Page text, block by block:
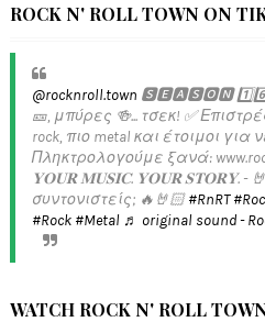
ROCK N' ROLL TOWN ON
@rocknroll.town 🆂🅴🅰🆂🅾🅽 1️⃣6️⃣
🎫, μπύρες 🍻... τσεκ! ✅️
rock, πιο metal και έτοιμοι
Πληκτρολογούμε ξανά:
𝐘𝐎𝐔𝐑 𝐌𝐔𝐒𝐈𝐂. 𝐘𝐎𝐔𝐑 𝐒𝐓𝐎𝐑𝐘. -
συντονιστείς; 🔥🤘🏻#RnRT
#Rock #Metal ♬ original sound -
WATCH ROCK N' ROLL